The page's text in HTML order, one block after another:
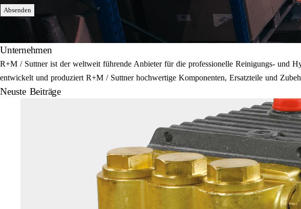
Absenden
Unternehmen
R+M / Suttner ist der weltweit führende Anbieter für die professionelle Reinigungs- und
entwickelt und produziert R+M / Suttner hochwertige Komponenten, Ersatzteile und
Neuste Beiträge